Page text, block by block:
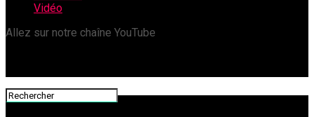
Vidéo
Allez sur notre chaîne YouTube